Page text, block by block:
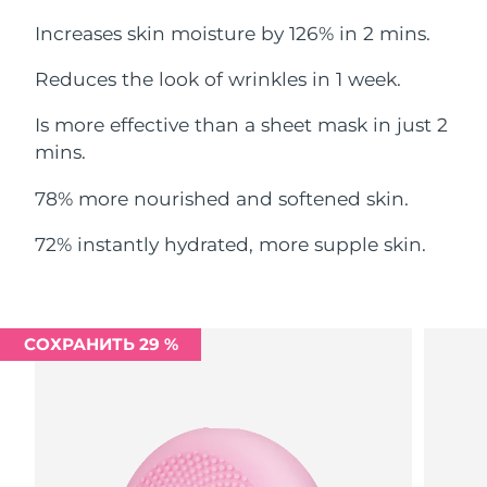
Increases skin moisture by 126% in 2 mins.
Reduces the look of wrinkles in 1 week.
Is more effective than a sheet mask in just 2
mins.
78% more nourished and softened skin.
72% instantly hydrated, more supple skin.
СОХРАНИТЬ 29 %
Ливан
8/10/26
Литва
Ожидаемая дата доставки
Люксембург
Мальта
Ожидаемая дата доставки